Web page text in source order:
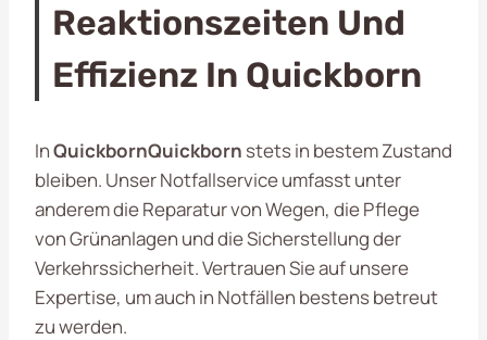
Reaktionszeiten Und
Effizienz In Quickborn
InQuickbornQuickborn stets in bestem Zustand
bleiben. Unser Notfallservice umfasst unter
anderem die Reparatur von Wegen, die Pflege
von Grünanlagen und die Sicherstellung der
Verkehrssicherheit. Vertrauen Sie auf unsere
Expertise, um auch in Notfällen bestens betreut
zu werden.